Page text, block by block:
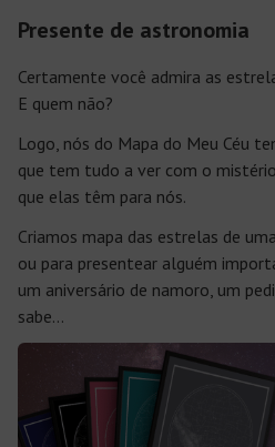
Presente de astronomia
Certamente você admira as
E quem não?
Logo, nós do Mapa do Meu Céu
que tem tudo a ver com o
que elas têm para nós.
Criamos mapa das estrelas de
ou para presentear alguém
um aniversário de namoro, um
sabe…